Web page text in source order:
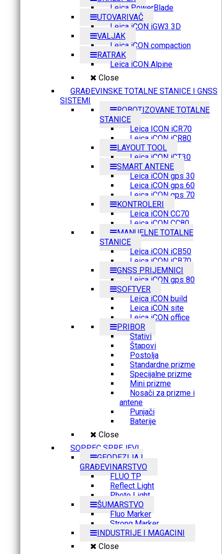
Leica PowerBlade
UTOVARIVAČ
Leica iCON iGW3 3D
VALJAK
Leica iCON compaction
RATRAK
Leica iCON Alpine
Close
GRAĐEVINSKE TOTALNE STANICE I GNSS
SISTEMI
ROBOTIZOVANE TOTALNE
STANICE
Leica ICON iCR70
Leica iCON iCR80
LAYOUT TOOL
Leica iCON iCT30
SMART ANTENE
Leica iCON gps 30
Leica iCON gps 60
Leica iCON gps 70
KONTROLERI
Leica iCON CC70
Leica iCON CC80
MANUELNE TOTALNE
STANICE
Leica iCON iCB50
Leica iCON iCB70
GNSS PRIJEMNICI
Leica iCON gps 80
SOFTVER
Leica iCON build
Leica iCON site
Leica iCON office
PRIBOR
Stativi
Štapovi
Postolja
Standardne prizme
Specijalne prizme
Mini prizme
Nosači za prizme i
antene
Punjači
Baterije
Close
SOPPEC SPREJEVI
GEODEZIJA I
GRAĐEVINARSTVO
FLUO TP
Reflect Light
Photo Light
ŠUMARSTVO
Fluo Marker
Strong Marker
INDUSTRIJE I MAGACINI
Close